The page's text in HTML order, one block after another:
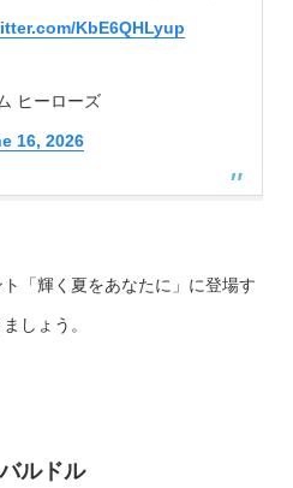
KbE6QHLyup
ヒーローズ
16, 2026
「輝く夏をあなたに」に登場す
しょう。
ルドル